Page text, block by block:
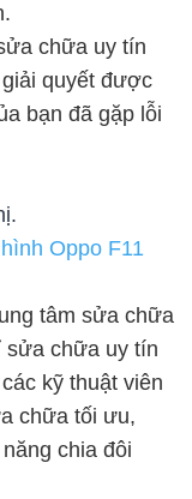
chữa uy tín
quyết được
bạn đã gặp lỗi
Oppo F11
tâm sửa chữa
sửa chữa uy tín
kỹ thuật viên
chữa tối ưu,
chia đôi